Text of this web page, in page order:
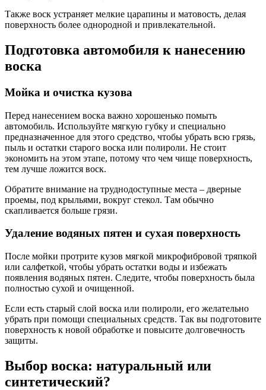
Также воск устраняет мелкие царапины и матовость, делая
поверхность более однородной и привлекательной.
Подготовка автомобиля к нанесению
воска
Мойка и очистка кузова
Перед нанесением воска важно хорошенько помыть
автомобиль. Используйте мягкую губку и специально
предназначенное для этого средство, чтобы убрать всю грязь,
пыль и остатки старого воска или полироли. Не стоит
экономить на этом этапе, потому что чем чище поверхность,
тем лучше ложится воск.
Обратите внимание на труднодоступные места – дверные
проемы, под крыльями, вокруг стекол. Там обычно
скапливается больше грязи.
Удаление водяных пятен и сухая поверхность
После мойки протрите кузов мягкой микрофибровой тряпкой
или салфеткой, чтобы убрать остатки воды и избежать
появления водяных пятен. Следите, чтобы поверхность была
полностью сухой и очищенной.
Если есть старый слой воска или полироли, его желательно
убрать при помощи специальных средств. Так вы подготовите
поверхность к новой обработке и повысите долговечность
защиты.
Выбор воска: натуральный или
синтетический?